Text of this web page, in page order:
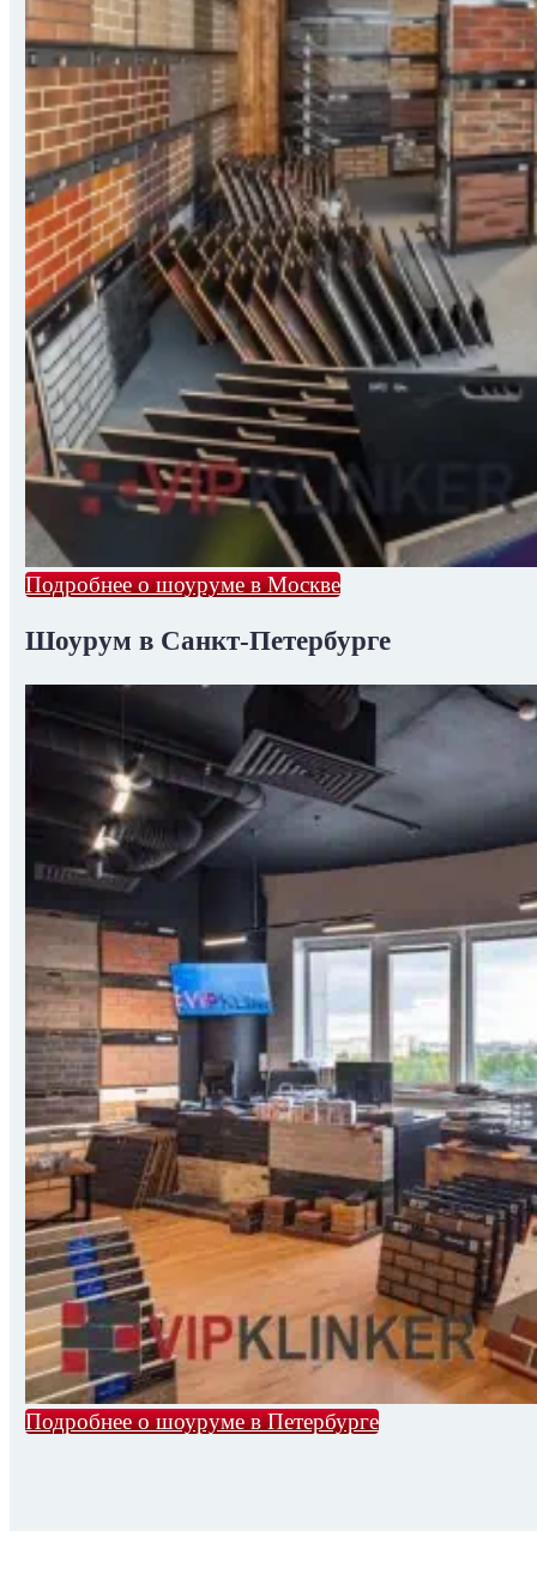
Подробнее о шоуруме в Москве
Шоурум в Санкт-Петербурге
Подробнее о шоуруме в Петербурге